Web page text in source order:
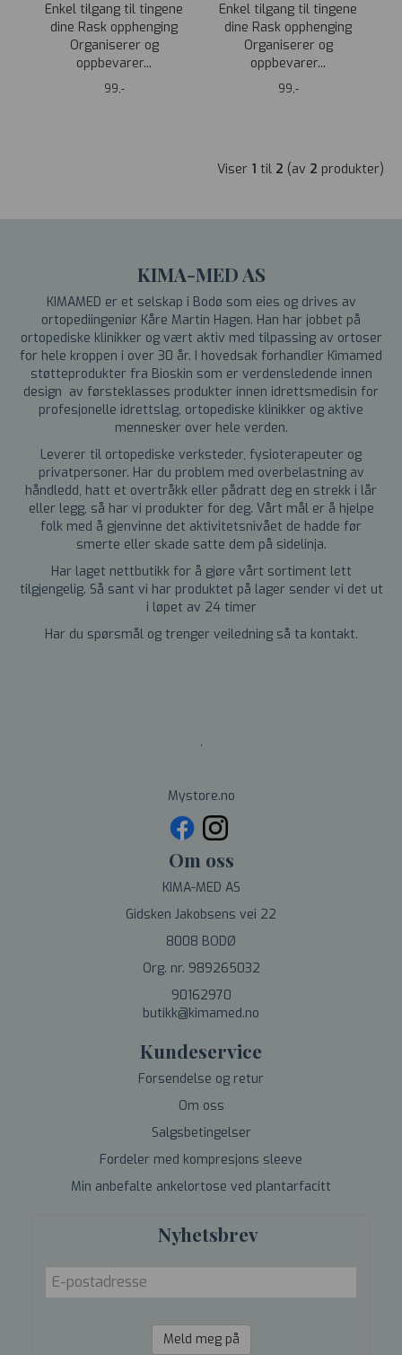
Enkel tilgang til tingene
dine Rask opphenging
Organiserer og
oppbevarer...
99,-
Enkel tilgang til tingene
dine Rask opphenging
Organiserer og
oppbevarer...
99,-
Viser 1 til 2 (av 2 produkter)
KIMA-MED AS
KIMAMED er et selskap i Bodø som eies og drives av
ortopediingeniør Kåre Martin Hagen. Han har jobbet på
ortopediske klinikker og vært aktiv med tilpassing av ortoser
for hele kroppen i over 30 år. I hovedsak forhandler Kimamed
støtteprodukter fra Bioskin som er verdensledende innen
design av førsteklasses produkter innen idrettsmedisin for
profesjonelle idrettslag, ortopediske klinikker og aktive
mennesker over hele verden.
Leverer til ortopediske verksteder, fysioterapeuter og
privatpersoner. Har du problem med overbelastning av
håndledd, hatt et overtråkk eller pådratt deg en strekk i lår
eller legg, så har vi produkter for deg. Vårt mål er å hjelpe
folk med å gjenvinne det aktivitetsnivået de hadde før
smerte eller skade satte dem på sidelinja.
Har laget nettbutikk for å gjøre vårt sortiment lett
tilgjengelig. Så sant vi har produktet på lager sender vi det ut
i løpet av 24 timer
Har du spørsmål og trenger veiledning så ta kontakt.
.
Mystore.no
Om oss
KIMA-MED AS
Gidsken Jakobsens vei 22
8008 BODØ
Org. nr. 989265032
90162970
butikk@kimamed.no
Kundeservice
Forsendelse og retur
Om oss
Salgsbetingelser
Fordeler med kompresjons sleeve
Min anbefalte ankelortose ved plantarfacitt
Nyhetsbrev
Meld meg på